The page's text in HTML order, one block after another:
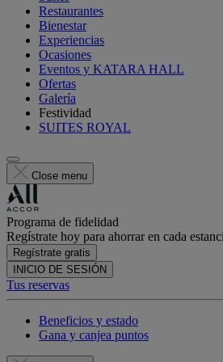
Restaurantes
Bienestar
Experiencias
Ocasiones
Eventos y KATARA HALL
Ofertas
Galería
Festividad
SUITES ROYAL
Close menu
Programa de fidelidad
Regístrate hoy para ahorrar en cada
Regístrate gratis
INICIO DE SESIÓN
Tus reservas
Beneficios y estado
Gana y canjea puntos